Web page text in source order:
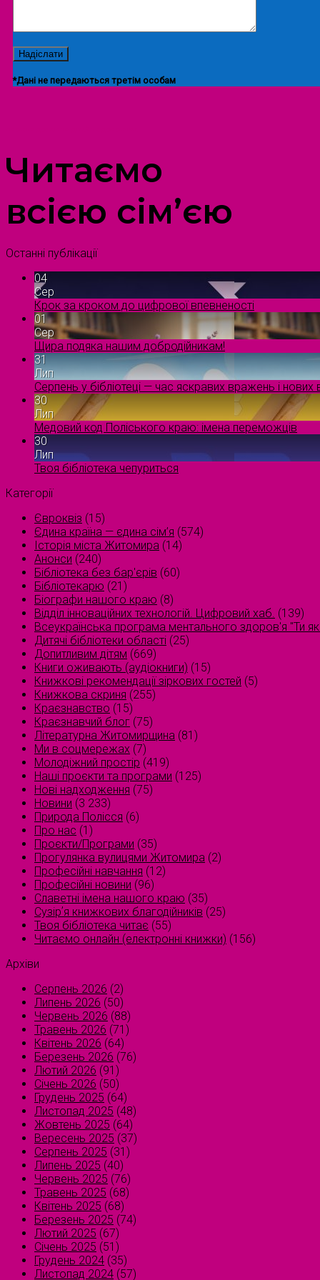
*Дані не передаються третім особам
Читаємо
всією сім’єю
Останні публікації
04
Сер
Крок за кроком до цифрової впевненості
01
Сер
Щира подяка нашим добродійникам!
31
Лип
Серпень у бібліотеці — час яскравих вражень і нових
30
Лип
Медовий код Поліського краю: імена переможців
30
Лип
Твоя бібліотека чепуриться
Категорії
Євроквіз (15)
Єдина країна — єдина сім’я (574)
Історія міста Житомира (14)
Анонси (240)
Бібліотека без бар'єрів (60)
Бібліотекарю (21)
Біографи нашого краю (8)
Відділ інноваційних технологій. Цифровий хаб. (139)
Всеукраїнська програма ментального здоров'я "Ти
Дитячі бібліотеки області (25)
Допитливим дітям (669)
Книги оживають (аудіокниги) (15)
Книжкові рекомендації зіркових гостей (5)
Книжкова скриня (255)
Краєзнавство (15)
Краєзнавчий блог (75)
Літературна Житомирщина (81)
Ми в соцмережах (7)
Молодіжний простір (419)
Наші проєкти та програми (125)
Нові надходження (75)
Новини (3 233)
Природа Полісся (6)
Про нас (1)
Проєкти/Програми (35)
Прогулянка вулицями Житомира (2)
Професійні навчання (12)
Професійні новини (96)
Славетні імена нашого краю (35)
Сузірʼя книжкових благодійників (25)
Твоя бібліотека читає (55)
Читаємо онлайн (електронні книжки) (156)
Архіви
Серпень 2026 (2)
Липень 2026 (50)
Червень 2026 (88)
Травень 2026 (71)
Квітень 2026 (64)
Березень 2026 (76)
Лютий 2026 (91)
Січень 2026 (50)
Грудень 2025 (64)
Листопад 2025 (48)
Жовтень 2025 (64)
Вересень 2025 (37)
Серпень 2025 (31)
Липень 2025 (40)
Червень 2025 (76)
Травень 2025 (68)
Квітень 2025 (68)
Березень 2025 (74)
Лютий 2025 (67)
Січень 2025 (51)
Грудень 2024 (35)
Листопад 2024 (57)